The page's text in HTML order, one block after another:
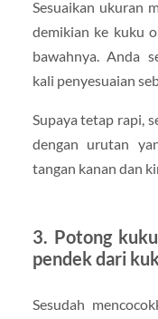
Sesuaikan ukuran
demikian ke kuku
bawahnya. Anda
kali penyesuaian
Supaya tetap rapi,
dengan urutan
tangan kanan dan
3. Potong
pendek dari
Sesudah